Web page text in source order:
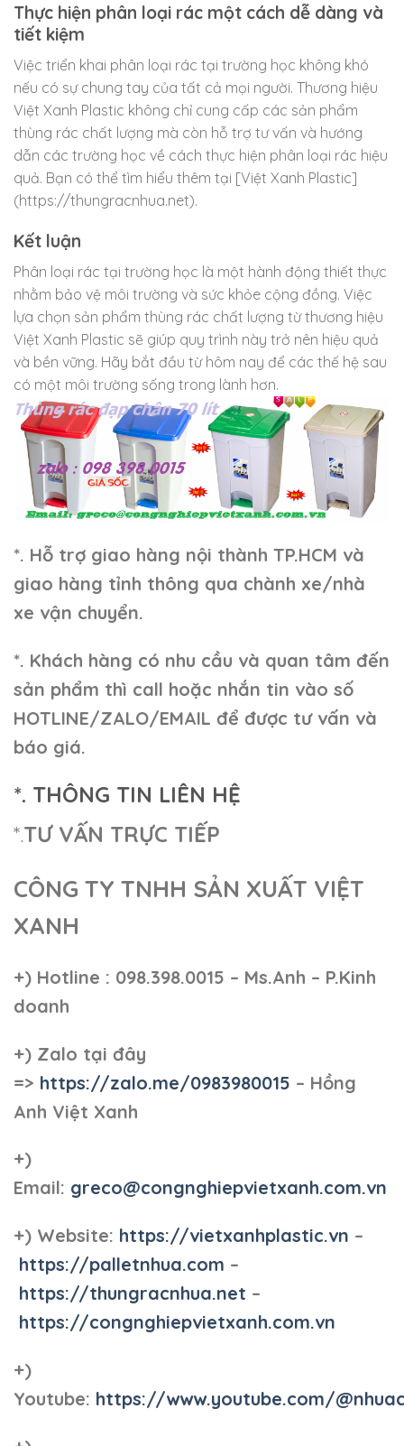
Thực hiện phân loại rác một cách dễ dàng và
tiết kiệm
Việc triển khai phân loại rác tại trường học không khó
nếu có sự chung tay của tất cả mọi người. Thương hiệu
Việt Xanh Plastic không chỉ cung cấp các sản phẩm
thùng rác chất lượng mà còn hỗ trợ tư vấn và hướng
dẫn các trường học về cách thực hiện phân loại rác hiệu
quả. Bạn có thể tìm hiểu thêm tại [Việt Xanh Plastic]
(https://thungracnhua.net).
Kết luận
Phân loại rác tại trường học là một hành động thiết thực
nhằm bảo vệ môi trường và sức khỏe cộng đồng. Việc
lựa chọn sản phẩm thùng rác chất lượng từ thương hiệu
Việt Xanh Plastic sẽ giúp quy trình này trở nên hiệu quả
và bền vững. Hãy bắt đầu từ hôm nay để các thế hệ sau
có một môi trường sống trong lành hơn.
*. Hỗ trợ giao hàng nội thành TP.HCM và
giao hàng tỉnh thông qua chành xe/nhà
xe vận chuyển.
*. Khách hàng có nhu cầu và quan tâm đến
sản phẩm thì call hoặc nhắn tin vào số
HOTLINE/ZALO/EMAIL để được tư vấn và
báo giá.
*. THÔNG TIN LIÊN HỆ
*.TƯ VẤN TRỰC TIẾP
CÔNG TY TNHH SẢN XUẤT VIỆT
XANH
+) Hotline : 098.398.0015 – Ms.Anh – P.Kinh
doanh
+) Zalo tại đây
=> https://zalo.me/0983980015 – Hồng
Anh Việt Xanh
+)
Email: greco@congnghiepvietxanh.com.vn
+) Website: https://vietxanhplastic.vn –
https://palletnhua.com –
https://thungracnhua.net –
https://congnghiepvietxanh.com.vn
+)
Youtube: https://www.youtube.com/